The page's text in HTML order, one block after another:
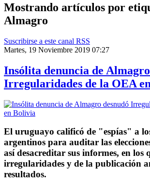
Mostrando artículos por
Almagro
Suscribirse a este canal RSS
Martes, 19 Noviembre 2019 07:27
Insólita denuncia de
Irregularidades de la OEA
El uruguayo calificó de "espías" a
argentinos para auditar las
así desacreditar sus informes, en los
irregularidades y de la publicación
resultados.